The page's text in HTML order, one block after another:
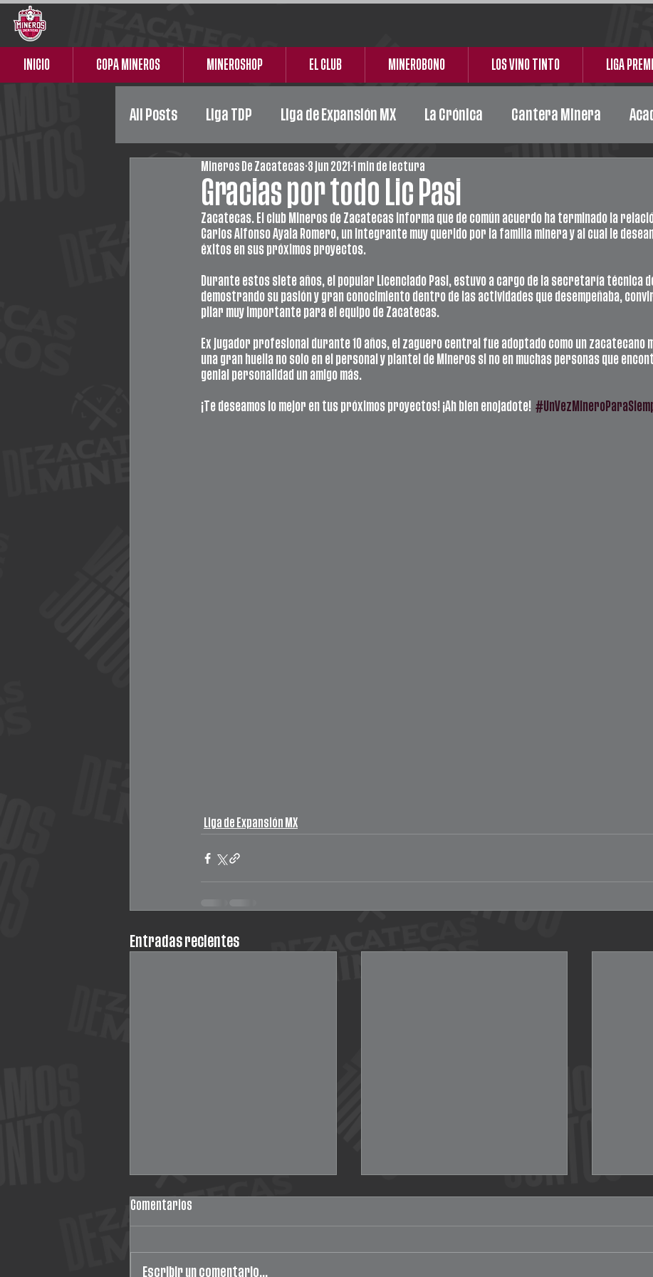
INICIO COPA MINEROS MINEROSHOP EL CLUB MINEROBONO LOS VINO TINTO LIGA
All Posts Liga TDP Liga de Expansión MX La Crónica Cantera Minera
Liga Premier Femenil Acción Social
Gracias por todo Lic Pasi
Mineros De Zacatecas 3 jun 2021 1 min de lectura
Zacatecas. El club Mineros de Zacatecas informa que de común acuerdo ha terminado la
Carlos Alfonso Ayala Romero, un integrante muy querido por la familia minera y al cual le
éxitos en sus próximos proyectos.
Durante estos siete años, el popular Licenciado Pasi, estuvo a cargo de la secretaría técnica
demostrando su pasión y gran conocimiento dentro de las actividades que desempeñaba,
pilar muy importante para el equipo de Zacatecas.
Ex jugador profesional durante 10 años, el zaguero central fue adoptado como un zacatecano
una gran huella no solo en el personal y plantel de Mineros si no en muchas personas que
genial personalidad un amigo más.
¡Te deseamos lo mejor en tus próximos proyectos! ¡Ah bien enojadote!
Liga de Expansión MX
Entradas recientes
Comentarios
Escribir un comentario...